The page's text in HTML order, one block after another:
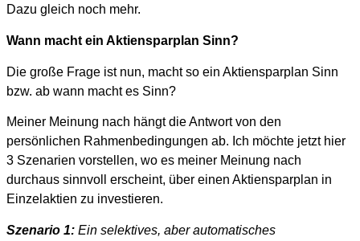
Dazu gleich noch mehr.
Wann macht ein Aktiensparplan Sinn?
Die große Frage ist nun, macht so ein Aktiensparplan Sinn
bzw. ab wann macht es Sinn?
Meiner Meinung nach hängt die Antwort von den
persönlichen Rahmenbedingungen ab. Ich möchte jetzt hier
3 Szenarien vorstellen, wo es meiner Meinung nach
durchaus sinnvoll erscheint, über einen Aktiensparplan in
Einzelaktien zu investieren.
Szenario 1: Ein selektives, aber automatisches